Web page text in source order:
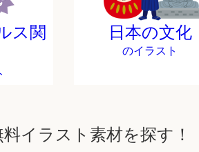
ス関
日本の文化
のイラスト
イラスト素材を探す！